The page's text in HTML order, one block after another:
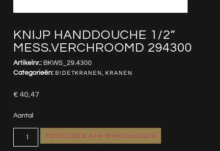
KNIJP HANDDOUCHE 1/2”
MESS.VERCHROOMD 294300
Artikelnr.: BKWS_29.4300
Categorieën: BIDETKRANEN, KRANEN
€ 40,47
Aantal
TOEVOEGEN AAN WINKELWAGEN